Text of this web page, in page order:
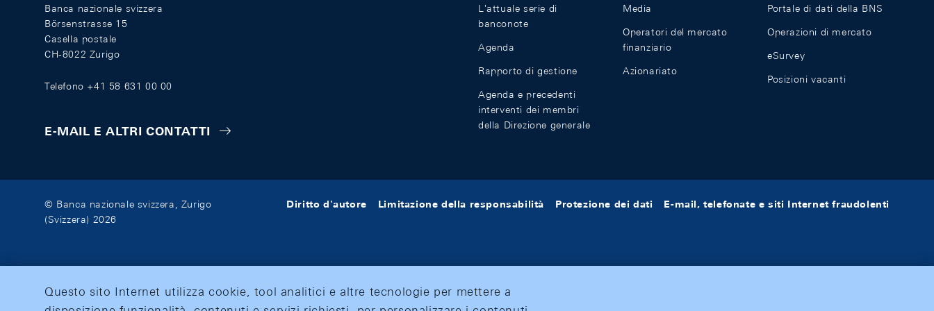
Banca nazionale svizzera
Börsenstrasse 15
Casella postale
CH-8022 Zurigo
Telefono +41 58 631 00 00
E-MAIL E ALTRI CONTATTI
L'attuale serie di
banconote
Agenda
Rapporto di gestione
Agenda e precedenti
interventi dei membri
della Direzione generale
Media
Operatori del mercato
finanziario
Azionariato
Portale di dati della BNS
Operazioni di mercato
eSurvey
Posizioni vacanti
© Banca nazionale svizzera, Zurigo
(Svizzera) 2026
Diritto d'autore Limitazione della responsabilità Protezione dei dati E-mail, telefonate e siti Internet fraudolenti
Questo sito Internet utilizza cookie, tool analitici e altre tecnologie per mettere a